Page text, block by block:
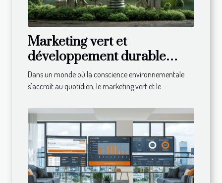
Marketing vert et
développement durable
comment les marques
réussissent avec une
Dans un monde où la conscience environnementale
s'accroît au quotidien, le marketing vert et le...